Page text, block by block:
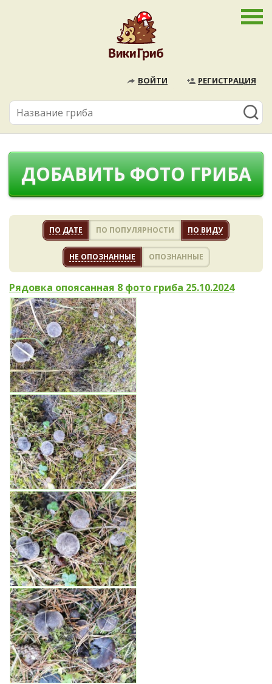
ВОЙТИ РЕГИСТРАЦИЯ
ДОБАВИТЬ ФОТО ГРИБА
ПО ДАТЕ ПО ПОПУЛЯРНОСТИ ПО ВИДУ
НЕ ОПОЗНАННЫЕ ОПОЗНАННЫЕ
Рядовка опоясанная 8 фото гриба 25.10.2024